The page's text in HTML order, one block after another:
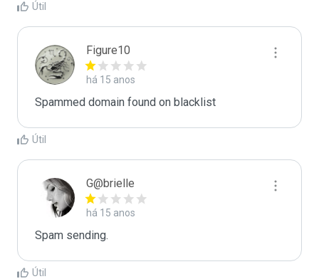
Útil
Figure10
há 15 anos
Spammed domain found on blacklist
Útil
G@brielle
há 15 anos
Spam sending.
Útil